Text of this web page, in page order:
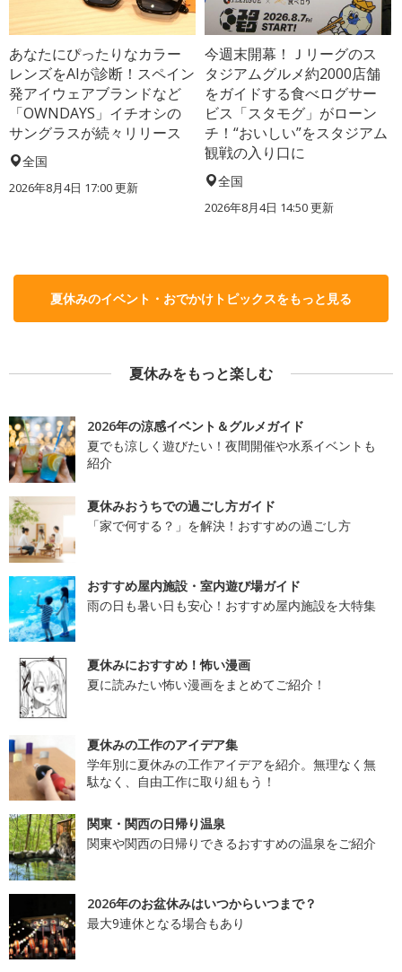
あなたにぴったりなカラー
レンズをAIが診断！スペイン
発アイウェアブランドなど
「OWNDAYS」イチオシの
サングラスが続々リリース
全国
2026年8月4日 17:00更新
今週末開幕！Ｊリーグのス
タジアムグルメ約2000店舗
をガイドする食べログサー
ビス「スタモグ」がローン
チ！“おいしい”をスタジアム
観戦の入り口に
全国
2026年8月4日 14:50更新
夏休みのイベント・おでかけトピックスをもっと見る
夏休みをもっと楽しむ
2026年の涼感イベント＆グルメガイド
夏でも涼しく遊びたい！夜間開催や水系イベントも
紹介
夏休みおうちでの過ごし方ガイド
「家で何する？」を解決！おすすめの過ごし方
おすすめ屋内施設・室内遊び場ガイド
雨の日も暑い日も安心！おすすめ屋内施設を大特集
夏休みにおすすめ！怖い漫画
夏に読みたい怖い漫画をまとめてご紹介！
夏休みの工作のアイデア集
学年別に夏休みの工作アイデアを紹介。無理なく無
駄なく、自由工作に取り組もう！
関東・関西の日帰り温泉
関東や関西の日帰りできるおすすめの温泉をご紹介
2026年のお盆休みはいつからいつまで？
最大9連休となる場合もあり